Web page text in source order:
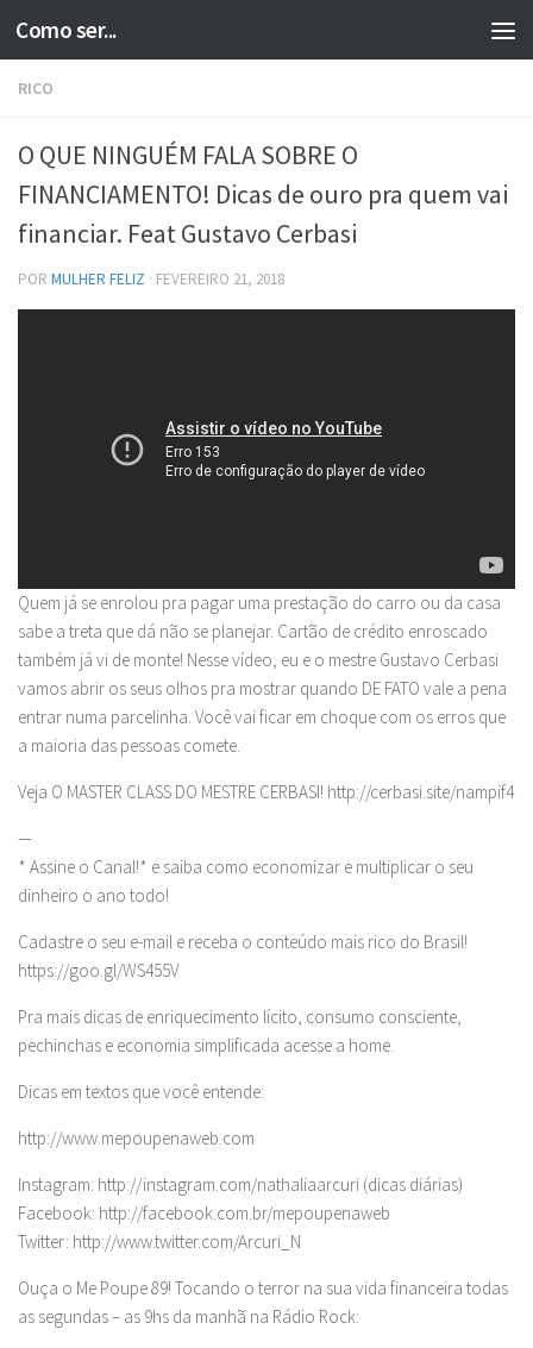
Skip to content
Como ser...
RICO
O QUE NINGUÉM FALA SOBRE O
FINANCIAMENTO! Dicas de ouro pra quem vai
financiar. Feat Gustavo Cerbasi
POR MULHER FELIZ · FEVEREIRO 21, 2018
Quem já se enrolou pra pagar uma prestação do carro ou da casa
sabe a treta que dá não se planejar. Cartão de crédito enroscado
também já vi de monte! Nesse vídeo, eu e o mestre Gustavo Cerbasi
vamos abrir os seus olhos pra mostrar quando DE FATO vale a pena
entrar numa parcelinha. Você vai ficar em choque com os erros que
a maioria das pessoas comete.
Veja O MASTER CLASS DO MESTRE CERBASI! http://cerbasi.site/nampif4
—
* Assine o Canal!* e saiba como economizar e multiplicar o seu
dinheiro o ano todo!
Cadastre o seu e-mail e receba o conteúdo mais rico do Brasil!
https://goo.gl/WS455V
Pra mais dicas de enriquecimento lícito, consumo consciente,
pechinchas e economia simplificada acesse a home.
Dicas em textos que você entende:
http://www.mepoupenaweb.com
Instagram: http://instagram.com/nathaliaarcuri (dicas diárias)
Facebook: http://facebook.com.br/mepoupenaweb
Twitter: http://www.twitter.com/Arcuri_N
Ouça o Me Poupe 89! Tocando o terror na sua vida financeira todas
as segundas – as 9hs da manhã na Rádio Rock: